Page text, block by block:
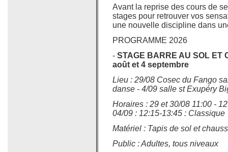
Avant la reprise des cours de
stages pour retrouver vos
une nouvelle discipline dans
PROGRAMME 2026
- STAGE BARRE AU SOL ET
août et 4 septembre
Lieu : 29/08 Cosec du Fango
danse - 4/09 salle st Exupéry
Horaires : 29 et 30/08 11:00 -
04/09 : 12:15-13:45 : Classique
Matériel : Tapis de sol et
Public : Adultes, tous niveaux